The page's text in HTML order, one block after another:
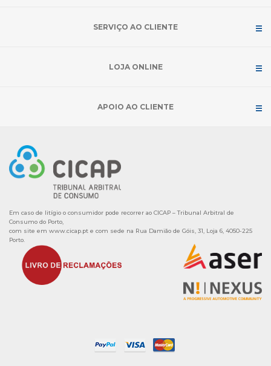
SERVIÇO AO CLIENTE
LOJA ONLINE
APOIO AO CLIENTE
Em caso de litígio o consumidor pode recorrer ao CICAP – Tribunal Arbitral de
Consumo do Porto,
com site em www.cicap.pt e com sede na Rua Damião de Góis, 31, Loja 6, 4050-225
Porto.